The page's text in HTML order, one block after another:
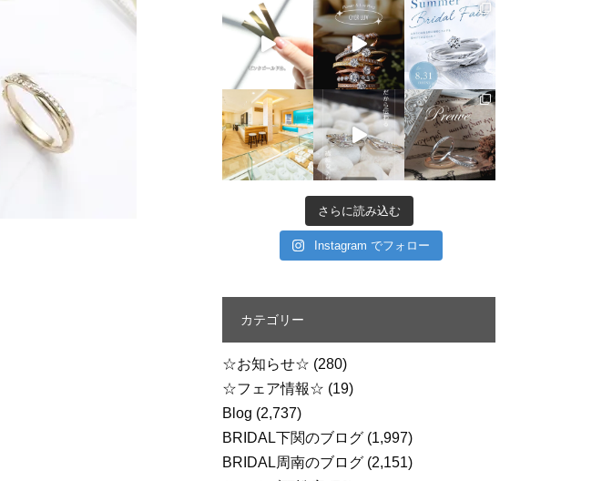
さらに読み込む
Instagram でフォロー
カテゴリー
☆お知らせ☆ (280)
☆フェア情報☆ (19)
Blog (2,737)
BRIDAL下関のブログ (1,997)
BRIDAL周南のブログ (2,151)